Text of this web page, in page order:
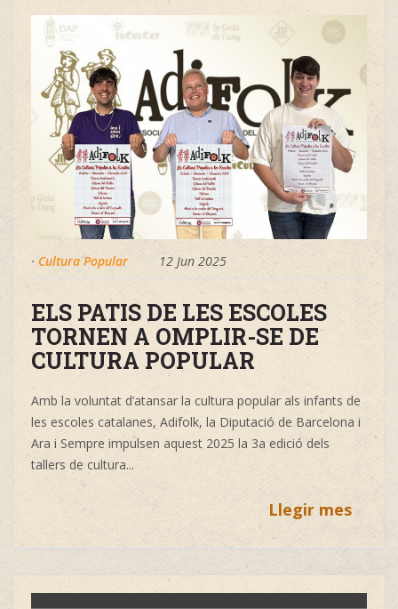
· Cultura Popular 12 Jun 2025
ELS PATIS DE LES ESCOLES
TORNEN A OMPLIR-SE DE
CULTURA POPULAR
Amb la voluntat d’atansar la cultura popular als infants de
les escoles catalanes, Adifolk, la Diputació de Barcelona i
Ara i Sempre impulsen aquest 2025 la 3a edició dels
tallers de cultura...
Llegir mes